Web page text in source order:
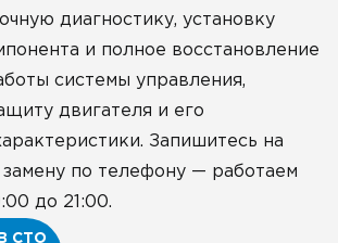
диагностику, установку
и полное восстановление
системы управления,
двигателя и его
Запишитесь на
замену по телефону — работаем
до 21:00.
СТО